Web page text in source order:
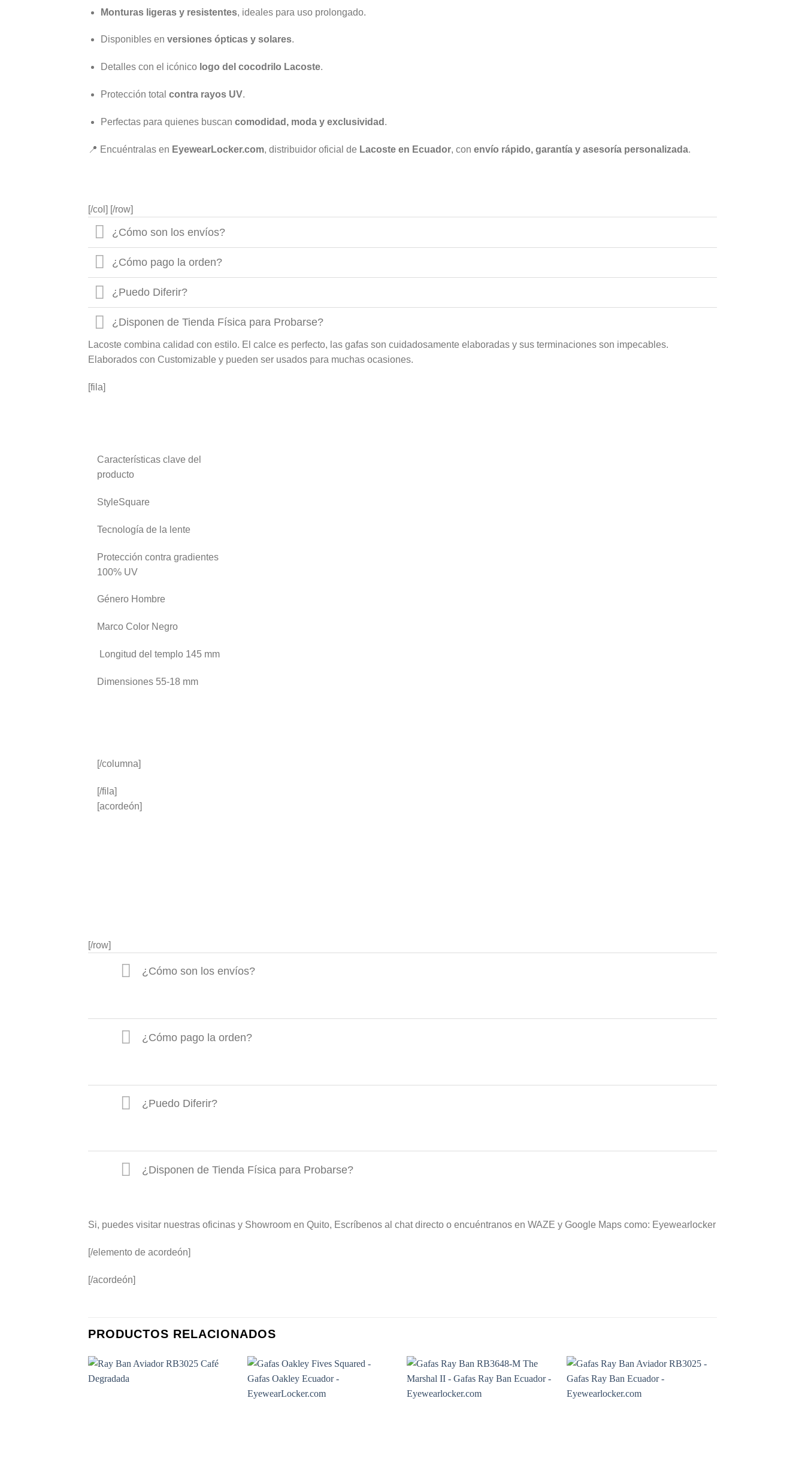
Monturas ligeras y resistentes, ideales para uso prolongado.
Disponibles en versiones ópticas y solares.
Detalles con el icónico logo del cocodrilo Lacoste.
Protección total contra rayos UV.
Perfectas para quienes buscan comodidad, moda y exclusividad .
📍 Encuéntralas en EyewearLocker.com, distribuidor oficial de Lacoste en Ecuador, con envío rápido, garantía y asesoría personalizada.
[/col] [/row]
¿Cómo son los envíos?
¿Cómo pago la orden?
¿Puedo Diferir?
¿Disponen de Tienda Física para Probarse?
Lacoste combina calidad con estilo. El calce es perfecto, las gafas son cuidadosamente elaboradas y sus terminaciones son impecables.
Elaborados con Customizable y pueden ser usados ​​para muchas ocasiones.
[fila]
Características clave del
producto
StyleSquare
Tecnología de la lente
Protección contra gradientes
100% UV
Género Hombre
Marco Color Negro
Longitud del templo 145 mm
Dimensiones 55-18 mm
[/columna]
[/fila]
[acordeón]
[/row]
¿Cómo son los envíos?
¿Cómo pago la orden?
¿Puedo Diferir?
¿Disponen de Tienda Física para Probarse?
Si, puedes visitar nuestras oficinas y Showroom en Quito, Escríbenos al chat directo o encuéntranos en WAZE y Google Maps como: Eyewearlocker
[/elemento de acordeón]
[/acordeón]
PRODUCTOS RELACIONADOS